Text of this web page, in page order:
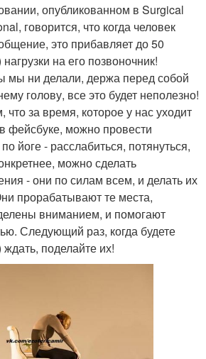
опубликованном в Surgical
говорится, что когда человек
это прибавляет до 50
на его позвоночник!
мы ни делали, держа перед собой
голову, все это будет неполезно!
что за время, которое у нас уходит
фейсбуке, можно провести
йоге - расслабиться, потянуться,
можно сделать
- они по силам всем, и делать их
прорабатывают те места,
вниманием, и помогают
Следующий раз, когда будете
ждать, поделайте их!